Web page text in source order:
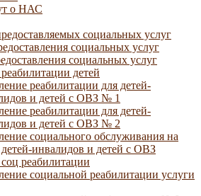
о НАС
социальных услуг
социальных услуг
социальных услуг
детей
реабилитации для детей-
и детей с ОВЗ № 1
реабилитации для детей-
и детей с ОВЗ № 2
социального обслуживания на
инвалидов и детей с ОВЗ
реабилитации
социальной реабилитации услуги